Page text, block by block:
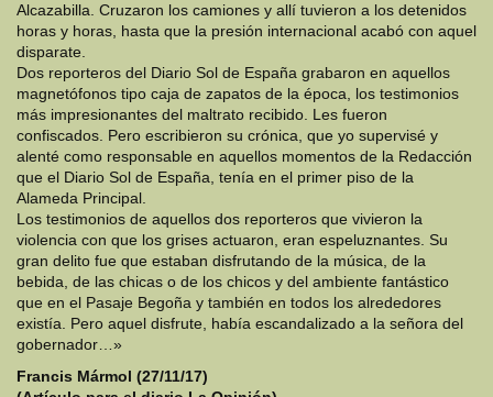
Alcazabilla. Cruzaron los camiones y allí tuvieron a los detenidos
horas y horas, hasta que la presión internacional acabó con aquel
disparate.
Dos reporteros del Diario Sol de España grabaron en aquellos
magnetófonos tipo caja de zapatos de la época, los testimonios
más impresionantes del maltrato recibido. Les fueron
confiscados. Pero escribieron su crónica, que yo supervisé y
alenté como responsable en aquellos momentos de la Redacción
que el Diario Sol de España, tenía en el primer piso de la
Alameda Principal.
Los testimonios de aquellos dos reporteros que vivieron la
violencia con que los grises actuaron, eran espeluznantes. Su
gran delito fue que estaban disfrutando de la música, de la
bebida, de las chicas o de los chicos y del ambiente fantástico
que en el Pasaje Begoña y también en todos los alrededores
existía. Pero aquel disfrute, había escandalizado a la señora del
gobernador…»
Francis Mármol (27/11/17)